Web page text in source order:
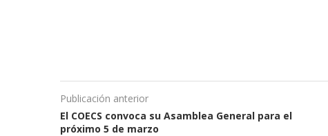
Publicación anterior
El COECS convoca su Asamblea General para el
próximo 5 de marzo